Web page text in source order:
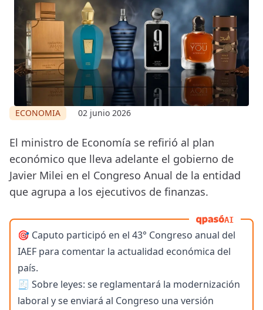
ECONOMIA 02 junio 2026
El ministro de Economía se refirió al plan
económico que lleva adelante el gobierno de
Javier Milei en el Congreso Anual de la entidad
que agrupa a los ejecutivos de finanzas.
AI
🎯 Caputo participó en el 43° Congreso anual del
IAEF para comentar la actualidad económica del
país.
🧾 Sobre leyes: se reglamentará la modernización
laboral y se enviará al Congreso una versión